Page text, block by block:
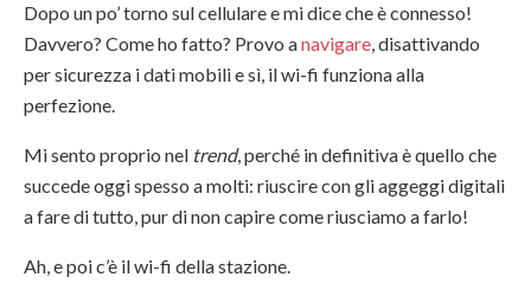
Dopo un po’ torno sul cellulare e mi dice che è connesso!
Davvero? Come ho fatto? Provo anavigare, disattivando
per sicurezza i dati mobili e sì, il wi-fi funziona alla
perfezione.
Mi sento proprio nel trend, perché in definitiva è quello che
succede oggi spesso a molti: riuscire con gli aggeggi digitali
a fare di tutto, pur di non capire come riusciamo a farlo!
Ah, e poi c’è il wi-fi della stazione.